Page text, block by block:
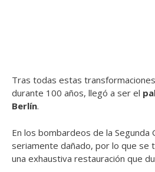
Tras todas estas
durante 100 años, llegó a ser el
Berlín.
En los bombardeos de la Segunda
seriamente dañado, por lo que se
una exhaustiva restauración que